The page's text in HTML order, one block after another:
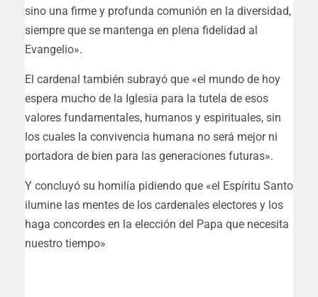
sino una firme y profunda comunión en la diversidad,
siempre que se mantenga en plena fidelidad al
Evangelio».
El cardenal también subrayó que «el mundo de hoy
espera mucho de la Iglesia para la tutela de esos
valores fundamentales, humanos y espirituales, sin
los cuales la convivencia humana no será mejor ni
portadora de bien para las generaciones futuras».
Y concluyó su homilía pidiendo que «el Espíritu Santo
ilumine las mentes de los cardenales electores y los
haga concordes en la elección del Papa que necesita
nuestro tiempo»